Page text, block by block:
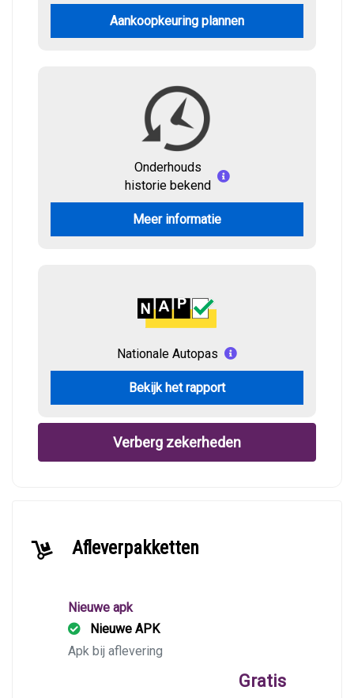
Aankoopkeuring plannen
Onderhouds
historie bekend
Meer informatie
Nationale Autopas
Bekijk het rapport
Verberg zekerheden
Afleverpakketten
Nieuwe apk
Nieuwe APK
Apk bij aflevering
Gratis